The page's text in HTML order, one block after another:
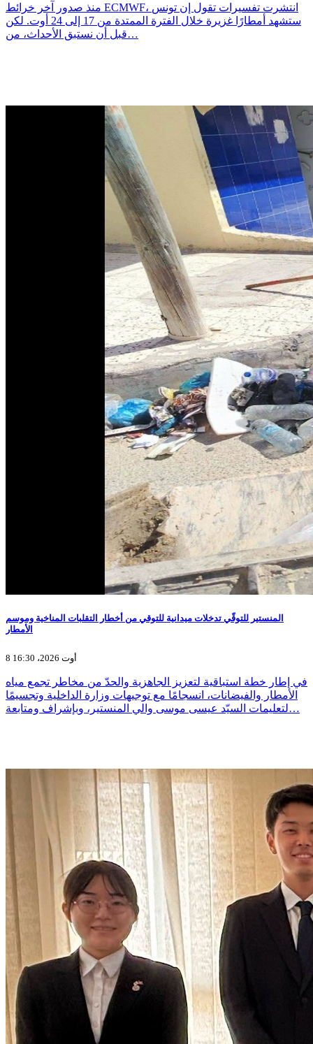
منذ صدور آخر خرائط ECMWF، انتشرت تفسيرات تقول إن تونس
ستشهد أمطارًا غزيرة خلال الفترة الممتدة من 17 إلى 24 أوت. لكن
قبل أن نستبق الأحداث، من…
المنستير للتوقّي تدخلات ميدانية للتوقي من أخطار التقلبات المناخية وموسم
الأمطار
8 أوت 2026، 16:30
في إطار خطة استباقية لتعزيز الجاهزية والحدّ من مخاطر تجمع مياه
الأمطار والفيضانات، انسجامًا مع توجيهات وزارة الداخلية وتجسيمًا
لتعليمات السيّد عيسى موسى والي المنستير، وبإشراف ومتابعة…